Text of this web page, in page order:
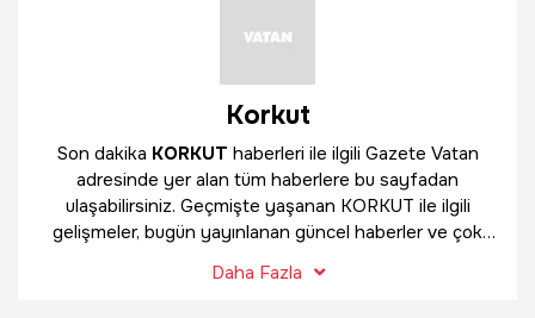
Korkut
Son dakika KORKUT haberleri ile ilgili Gazete Vatan
adresinde yer alan tüm haberlere bu sayfadan
ulaşabilirsiniz. Geçmişte yaşanan KORKUT ile ilgili
gelişmeler, bugün yayınlanan güncel haberler ve çok
Daha Fazla